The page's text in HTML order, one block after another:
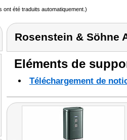
ont été traduits automatiquement.)
Rosenstein & Söhne
Eléments de
Téléchargement de